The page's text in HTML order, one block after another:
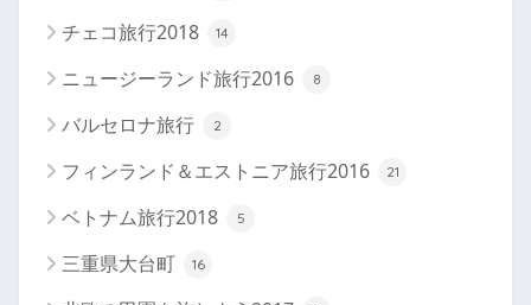
チェコ旅行2018 14
ニュージーランド旅行2016 8
バルセロナ旅行 2
フィンランド＆エストニア旅行2016 21
ベトナム旅行2018 5
三重県大台町 16